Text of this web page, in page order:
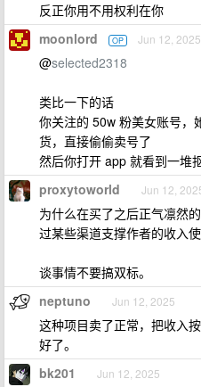
反正你用不用权利在你
moonlord OP Jun 12, 2025
@selected2318
类比一下的话
你关注的 50w 粉美女账号，
货，直接偷偷卖号了
然后你打开 app 就看到一堆
proxytoworld Jun 12,
为什么在买了之后正气凛然
过某些渠道支撑作者的收入使
谈事情不要搞双标。
neptuno Jun 12, 2025
这种项目卖了正常，把收入
好了。
bk201 Jun 12, 2025